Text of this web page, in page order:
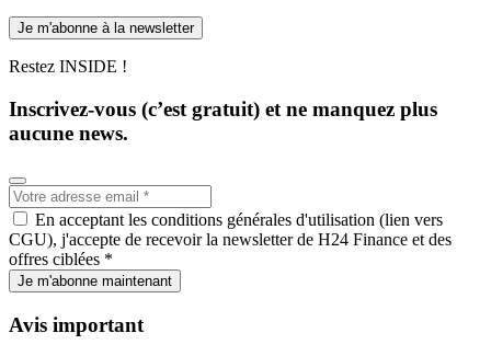
Je m'abonne à la newsletter
Restez INSIDE !
Inscrivez-vous (c’est gratuit) et ne manquez plus
aucune news.
En acceptant les conditions générales d'utilisation (lien vers
CGU), j'accepte de recevoir la newsletter de H24 Finance et des
offres ciblées *
Je m'abonne maintenant
Avis important